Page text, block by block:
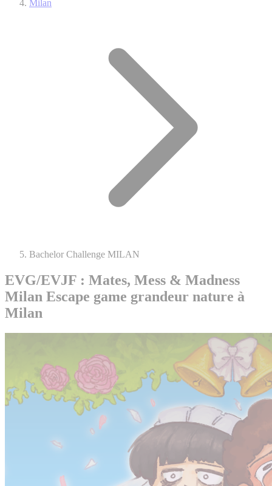
Milan
Bachelor Challenge MILAN
EVG/EVJF : Mates, Mess & Madness
Milan Escape game grandeur nature à
Milan